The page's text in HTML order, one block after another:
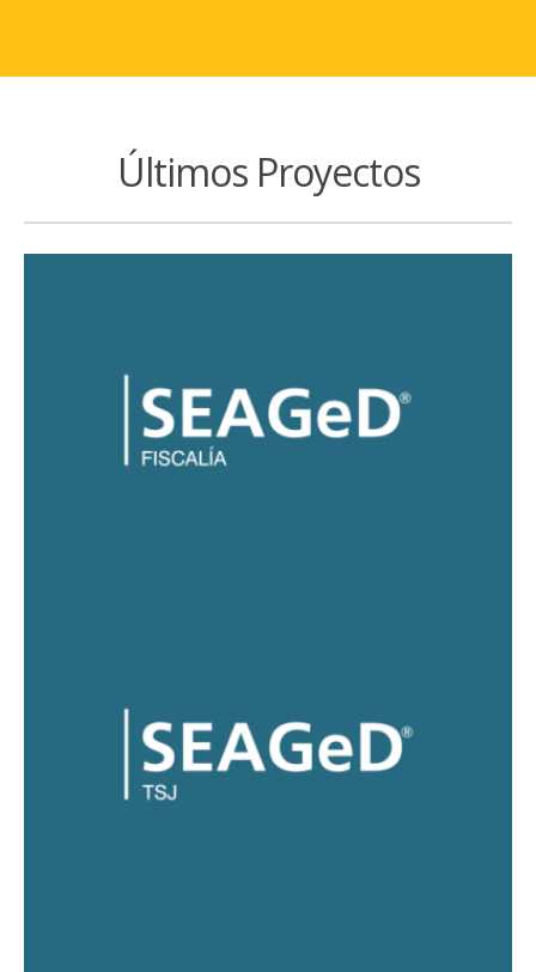
Últimos Proyectos
SEAGeD® Fiscalía
SEAGeD® Tribunal Superior de Justicia